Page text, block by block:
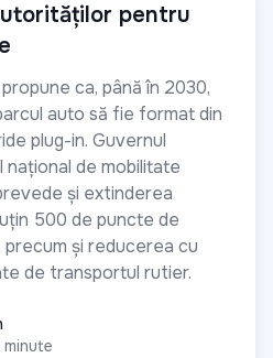
pentru
ca, până în 2030,
auto să fie format din
plug-in. Guvernul
de mobilitate
și extinderea
500 de puncte de
și reducerea cu
de transportul rutier.
minute